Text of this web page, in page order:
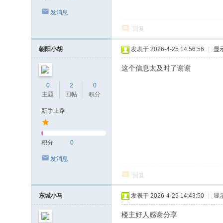
发消息
回复
朝阳小胡
0
主题
2
回帖
0
积分
新手上路
积分 0
发消息
发表于 2026-4-25 14:56:56 显
这个信息太及时了谢谢
回复
东城小马 发表于 2026-4-25 14:43:50 显
楼主好人感谢分享